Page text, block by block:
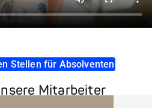
Stellen für Absolventen
Mitarbeiter